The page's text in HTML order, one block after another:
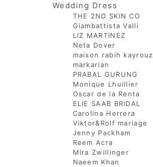
Wedding Dress
THE 2ND SKIN CO
Giambattista Valli
LIZ MARTINEZ
Neta Dover
maison rabih kayrouz
markarian
PRABAL GURUNG
Monique Lhuillier
Oscar de la Renta
ELIE SAAB BRIDAL
Carolina Herrera
Viktor&Rolf mariage
Jenny Packham
Reem Acra
Mira Zwillinger
Naeem Khan